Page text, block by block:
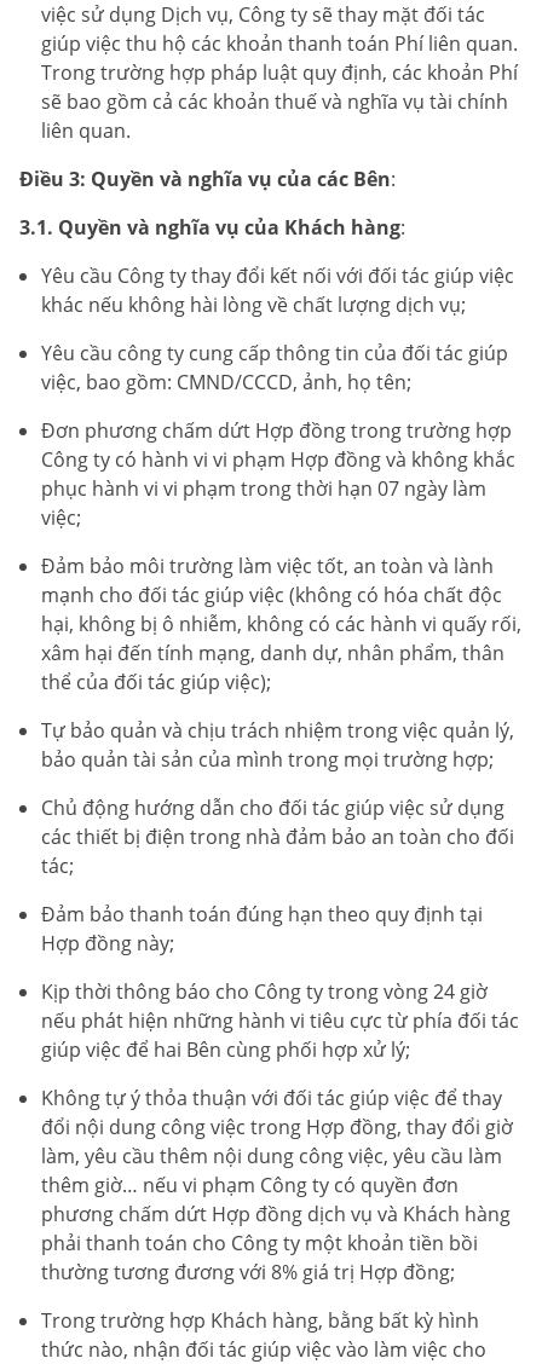
việc sử dụng Dịch vụ, Công ty sẽ thay mặt đối tác
giúp việc thu hộ các khoản thanh toán Phí liên quan.
Trong trường hợp pháp luật quy định, các khoản Phí
sẽ bao gồm cả các khoản thuế và nghĩa vụ tài chính
liên quan.
Điều 3: Quyền và nghĩa vụ của các Bên:
3.1. Quyền và nghĩa vụ của Khách hàng:
Yêu cầu Công ty thay đổi kết nối với đối tác giúp việc
khác nếu không hài lòng về chất lượng dịch vụ;
Yêu cầu công ty cung cấp thông tin của đối tác giúp
việc, bao gồm: CMND/CCCD, ảnh, họ tên;
Đơn phương chấm dứt Hợp đồng trong trường hợp
Công ty có hành vi vi phạm Hợp đồng và không khắc
phục hành vi vi phạm trong thời hạn 07 ngày làm
việc;
Đảm bảo môi trường làm việc tốt, an toàn và lành
mạnh cho đối tác giúp việc (không có hóa chất độc
hại, không bị ô nhiễm, không có các hành vi quấy rối,
xâm hại đến tính mạng, danh dự, nhân phẩm, thân
thể của đối tác giúp việc);
Tự bảo quản và chịu trách nhiệm trong việc quản lý,
bảo quản tài sản của mình trong mọi trường hợp;
Chủ động hướng dẫn cho đối tác giúp việc sử dụng
các thiết bị điện trong nhà đảm bảo an toàn cho đối
tác;
Đảm bảo thanh toán đúng hạn theo quy định tại
Hợp đồng này;
Kịp thời thông báo cho Công ty trong vòng 24 giờ
nếu phát hiện những hành vi tiêu cực từ phía đối tác
giúp việc để hai Bên cùng phối hợp xử lý;
Không tự ý thỏa thuận với đối tác giúp việc để thay
đổi nội dung công việc trong Hợp đồng, thay đổi giờ
làm, yêu cầu thêm nội dung công việc, yêu cầu làm
thêm giờ… nếu vi phạm Công ty có quyền đơn
phương chấm dứt Hợp đồng dịch vụ và Khách hàng
phải thanh toán cho Công ty một khoản tiền bồi
thường tương đương với 8% giá trị Hợp đồng;
Trong trường hợp Khách hàng, bằng bất kỳ hình
thức nào, nhận đối tác giúp việc vào làm việc cho